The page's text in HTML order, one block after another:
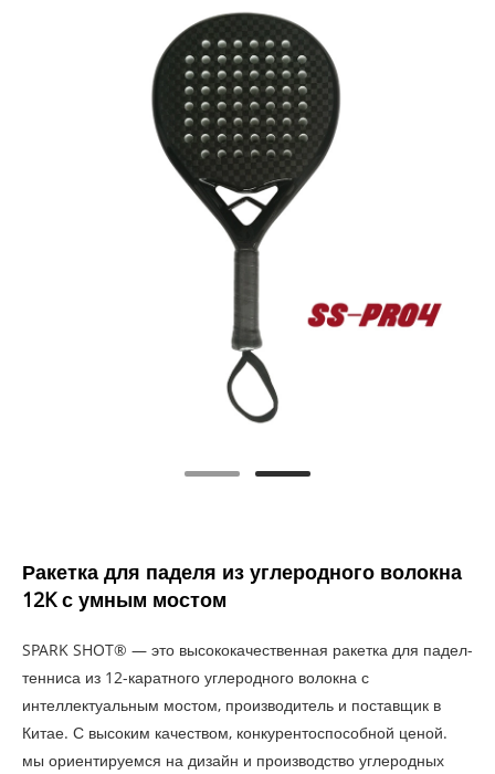
Ракетка для паделя из углеродного волокна
12K с умным мостом
SPARK SHOT® — это высококачественная ракетка для падел-
тенниса из 12-каратного углеродного волокна с
интеллектуальным мостом, производитель и поставщик в
Китае. С высоким качеством, конкурентоспособной ценой.
мы ориентируемся на дизайн и производство углеродных